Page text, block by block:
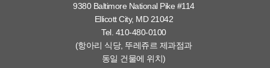
9380 Baltimore National Pike #114
Ellicott City, MD 21042
Tel. 410-480-0100
(항아리 식당, 뚜레쥬르 제과점과
동일 건물에 위치)